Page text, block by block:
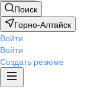
Поиск
Горно-Алтайск
Войти
Войти
Создать резюме